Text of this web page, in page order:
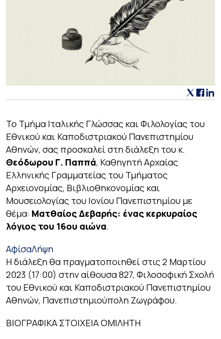
Το Τμήμα Ιταλικής Γλώσσας και Φιλολογίας του
Εθνικού και Καποδιστριακού Πανεπιστημίου
Αθηνών, σας προσκαλεί στη διάλεξη του κ.
Θεόδωρου Γ. Παππά, Καθηγητή Αρχαίας
Ελληνικής Γραμματείας του Τμήματος
Αρχειονομίας, Βιβλιοθηκονομίας και
Μουσειολογίας του Ιονίου Πανεπιστημίου με
θέμα: Ματθαίος Δεβαρής: ένας κερκυραίος
λόγιος του 16ου αιώνα.
ΑφίσαΛήψη
Η διάλεξη θα πραγματοποιηθεί στις 2 Μαρτίου
2023 (17:00) στην αίθουσα 827, Φιλοσοφική Σχολή
του Εθνικού και Καποδιστριακού Πανεπιστημίου
Αθηνών, Πανεπιστημιούπολη Ζωγράφου.
ΒΙΟΓΡΑΦΙΚΑ ΣΤΟΙΧΕΙΑ ΟΜΙΛΗΤΗ